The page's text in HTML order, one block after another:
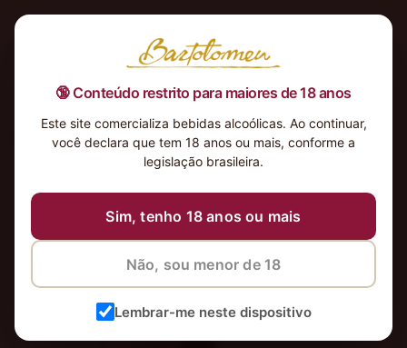
🔞 Conteúdo restrito para maiores de 18 anos
Este site comercializa bebidas alcoólicas. Ao continuar,
você declara que tem 18 anos ou mais, conforme a
legislação brasileira.
Sim, tenho 18 anos ou mais
Não, sou menor de 18
Lembrar-me neste dispositivo
Don Melchor 2018